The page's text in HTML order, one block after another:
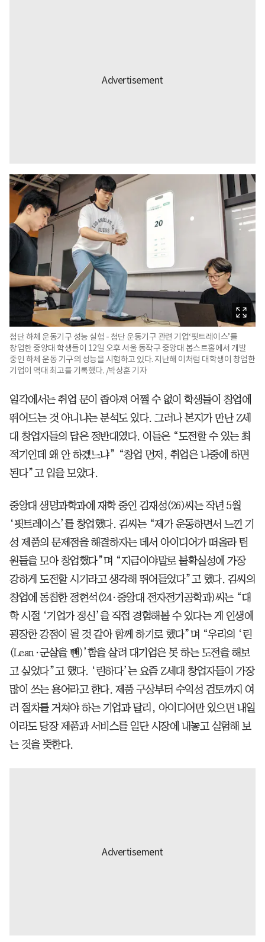
첨단 하체 운동기구 성능 실험 - 첨단 운동기구 관련 기업‘핏트레이스’를
창업한 중앙대 학생들이 12일 오후 서울 동작구 중앙대 봅스트홀에서 개발
중인 하체 운동 기구의 성능을 시험하고 있다. 지난해 이처럼 대학생이 창업한
기업이 역대 최고를 기록했다. /박상훈 기자
일각에서는 취업 문이 좁아져 어쩔 수 없이 학생들이 창업에
뛰어드는 것 아니냐는 분석도 있다. 그러나 본지가 만난 Z세
대 창업자들의 답은 정반대였다. 이들은 “도전할 수 있는 최
적기인데 왜 안 하겠느냐” “창업 먼저, 취업은 나중에 하면
된다”고 입을 모았다.
중앙대 생명과학과에 재학 중인 김재성(26)씨는 작년 5월
‘핏트레이스’를 창업했다. 김씨는 “제가 운동하면서 느낀 기
성 제품의 문제점을 해결하자는 데서 아이디어가 떠올라 팀
원들을 모아 창업했다”며 “지금이야말로 불확실성에 가장
강하게 도전할 시기라고 생각해 뛰어들었다”고 했다. 김씨의
창업에 동참한 정현석(24·중앙대 전자전기공학과)씨는 “대
학 시절 ‘기업가 정신’을 직접 경험해볼 수 있다는 게 인생에
굉장한 강점이 될 것 같아 함께 하기로 했다”며 “우리의 ‘린
(Lean·군살을 뺀)’함을 살려 대기업은 못 하는 도전을 해보
고 싶었다”고 했다. ‘린하다’는 요즘 Z세대 창업자들이 가장
많이 쓰는 용어라고 한다. 제품 구상부터 수익성 검토까지 여
러 절차를 거쳐야 하는 기업과 달리, 아이디어만 있으면 내일
이라도 당장 제품과 서비스를 일단 시장에 내놓고 실험해 보
는 것을 뜻한다.